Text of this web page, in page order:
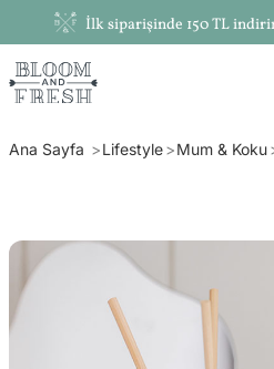
İlk siparişinde 150 TL
Ana Sayfa Lifestyle Mum & Koku